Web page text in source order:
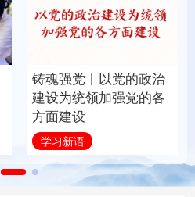
量子 体育
图片 政务
信息化 数字经济
铸魂强党丨以党的政治
建设为统领加强党的各
方面建设
学习新语